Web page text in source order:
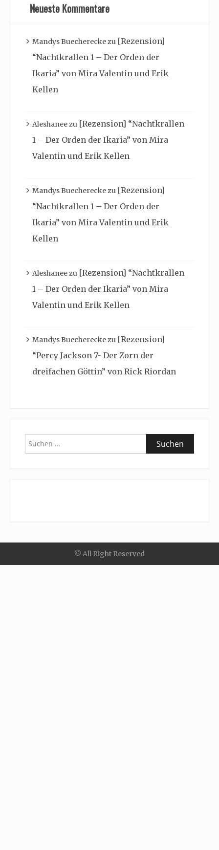
Neueste Kommentare
Mandys Buechereckezu [Rezension]
“Nachtkrallen 1 – Der Orden der
Ikaria” von Mira Valentin und Erik
Kellen
Aleshaneezu [Rezension] “Nachtkrallen
1 – Der Orden der Ikaria” von Mira
Valentin und Erik Kellen
Mandys Buechereckezu [Rezension]
“Nachtkrallen 1 – Der Orden der
Ikaria” von Mira Valentin und Erik
Kellen
Aleshaneezu [Rezension] “Nachtkrallen
1 – Der Orden der Ikaria” von Mira
Valentin und Erik Kellen
Mandys Buechereckezu [Rezension]
“Percy Jackson 7- Der Zorn der
dreifachen Göttin” von Rick Riordan
Suchen
nach:
© All Right Reserved